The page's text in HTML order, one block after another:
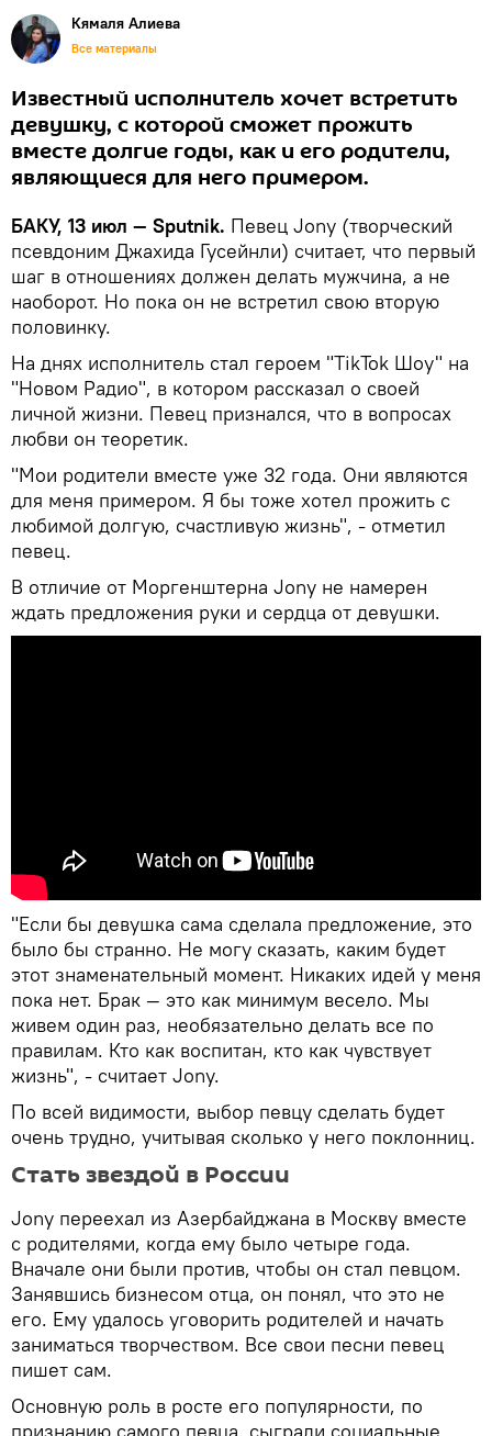
Кямаля Алиева
Все материалы
Известный исполнитель хочет встретить
девушку, с которой сможет прожить
вместе долгие годы, как и его родители,
являющиеся для него примером.
БАКУ, 13 июл — Sputnik. Певец Jony (творческий
псевдоним Джахида Гусейнли) считает, что первый
шаг в отношениях должен делать мужчина, а не
наоборот. Но пока он не встретил свою вторую
половинку.
На днях исполнитель стал героем "TikTok Шоу" на
"Новом Радио", в котором рассказал о своей
личной жизни. Певец признался, что в вопросах
любви он теоретик.
"Мои родители вместе уже 32 года. Они являются
для меня примером. Я бы тоже хотел прожить с
любимой долгую, счастливую жизнь", - отметил
певец.
В отличие от Моргенштерна Jony не намерен
ждать предложения руки и сердца от девушки.
"Если бы девушка сама сделала предложение, это
было бы странно. Не могу сказать, каким будет
этот знаменательный момент. Никаких идей у меня
пока нет. Брак — это как минимум весело. Мы
живем один раз, необязательно делать все по
правилам. Кто как воспитан, кто как чувствует
жизнь", - считает Jony.
По всей видимости, выбор певцу сделать будет
очень трудно, учитывая сколько у него поклонниц.
Стать звездой в России
Jony переехал из Азербайджана в Москву вместе
с родителями, когда ему было четыре года.
Вначале они были против, чтобы он стал певцом.
Занявшись бизнесом отца, он понял, что это не
его. Ему удалось уговорить родителей и начать
заниматься творчеством. Все свои песни певец
пишет сам.
Основную роль в росте его популярности, по
признанию самого певца, сыграли социальные